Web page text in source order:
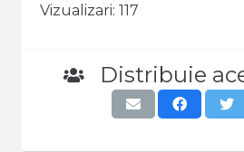
Vizualizari: 117
Distribuie